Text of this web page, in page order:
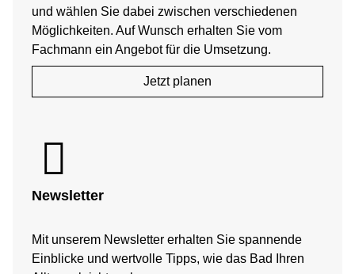
und wählen Sie dabei zwischen verschiedenen
Möglichkeiten. Auf Wunsch erhalten Sie vom
Fachmann ein Angebot für die Umsetzung.
Jetzt planen
Newsletter
Mit unserem Newsletter erhalten Sie spannende
Einblicke und wertvolle Tipps, wie das Bad Ihren